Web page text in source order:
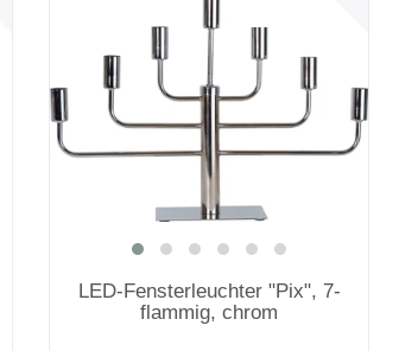
LED-Fensterleuchter "Pix", 7-
flammig, chrom